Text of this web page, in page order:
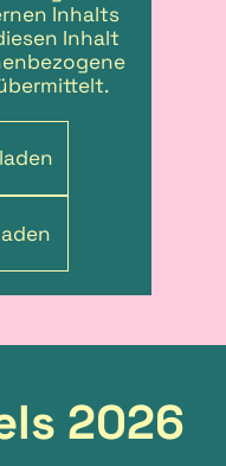
Inhalts
Inhalt
2026